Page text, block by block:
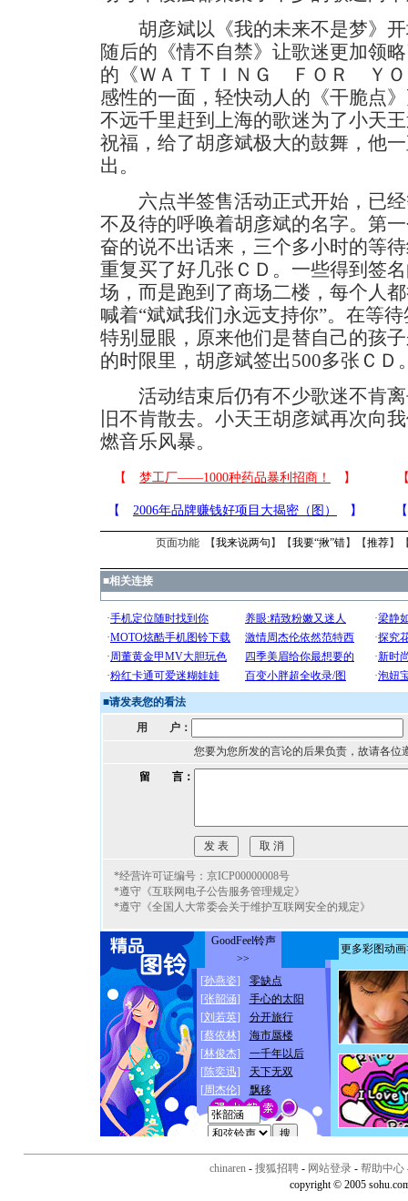
胡彦斌以《我的未来不是梦》开
随后的《情不自禁》让歌迷更加领
的《ＷＡＴＴＩＮＧ ＦＯＲ ＹＯ
感性的一面，轻快动人的《干脆点
不远千里赶到上海的歌迷为了小天
祝福，给了胡彦斌极大的鼓舞，他
出。
六点半签售活动正式开始，已经
不及待的呼唤着胡彦斌的名字。第
奋的说不出话来，三个多小时的等
重复买了好几张ＣＤ。一些得到签
场，而是跑到了商场二楼，每个人
喊着“斌斌我们永远支持你”。在等
特别显眼，原来他们是替自己的孩
的时限里，胡彦斌签出500多张ＣＤ
活动结束后仍有不少歌迷不肯离
旧不肯散去。小天王胡彦斌再次向
燃音乐风暴。
页面功能 【我来说两句 】【我要“揪”错】【推荐】
■相关连接
■请发表您的看法
用 户：
您要为您所发的言论的后果负责，故请各位
留 言：
*经营许可证编号：京ICP00000008号
*遵守《互联网电子公告服务管理规定》
*遵守《全国人大常委会关于维护互联网安全的规定》
chinaren - 搜狐招聘 - 网站登录 - 帮助中心
copyright © 2005